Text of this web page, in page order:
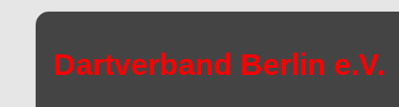
Dartverband Berlin e.V.